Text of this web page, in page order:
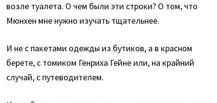
возле туалета. О чем были эти строки? О том, что
Мюнхен мне нужно изучать тщательнее.
И не с пакетами одежды из бутиков, а в красном
берете, с томиком Генриха Гейне или, на крайний
случай, с путеводителем.